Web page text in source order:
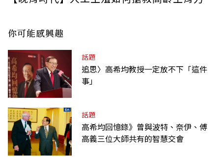
你可能感興趣
話題
追思〉高希均教授一定放不下「這件
事」
話題
高希均回憶錄》曾與波特、奈伊、傅
高義三位大師共有的智慧交會